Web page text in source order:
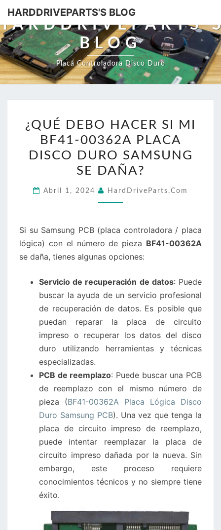
HARDDRIVEPARTS'S BLOG
BLOG
Placa Controladora Disco Duro
DEBO
HACER
SI
MI
00362A
DURO
SAMSUNG
SE
¿QUÉ DEBO HACER SI MI
BF41-00362A PLACA
DISCO DURO SAMSUNG
SE DAÑA?
Abril 1, 2024 HardDriveParts.com
Si su Samsung PCB (placa controladora / placa
lógica) con el número de pieza BF41-00362A
se daña, tienes algunas opciones:
Servicio de recuperación de datos: Puede
buscar la ayuda de un servicio profesional
de recuperación de datos. Es posible que
puedan reparar la placa de circuito
impreso o recuperar los datos del disco
duro utilizando herramientas y técnicas
especializadas.
PCB de reemplazo: Puede buscar una PCB
de reemplazo con el mismo número de
pieza (BF41-00362A Placa Lógica Disco
Duro Samsung PCB). Una vez que tenga la
placa de circuito impreso de reemplazo,
puede intentar reemplazar la placa de
circuito impreso dañada por la nueva. Sin
embargo, este proceso requiere
conocimientos técnicos y no siempre tiene
éxito.